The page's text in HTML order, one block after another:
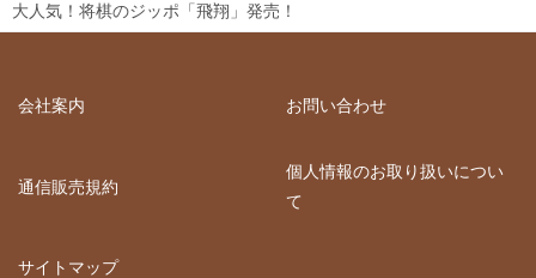
大人気！将棋のジッポ「飛翔」発売！
会社案内 お問い合わせ
通信販売規約
個人情報のお取り扱いについ
て
サイトマップ